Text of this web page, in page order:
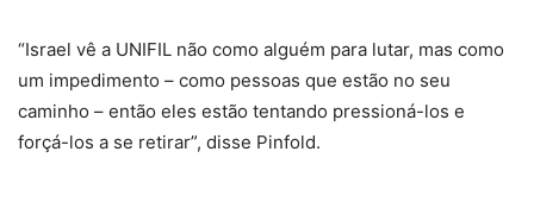
“Israel vê a UNIFIL não como alguém para lutar, mas como
um impedimento – como pessoas que estão no seu
caminho – então eles estão tentando pressioná-los e
forçá-los a se retirar”, disse Pinfold.